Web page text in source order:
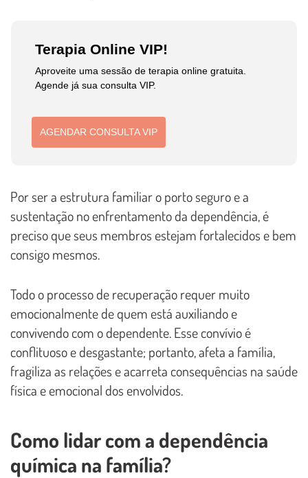
Terapia Online VIP!
Aproveite uma sessão de terapia online gratuita.
Agende já sua consulta VIP.
AGENDAR CONSULTA VIP
Por ser a estrutura familiar o porto seguro e a
sustentação no enfrentamento da dependência, é
preciso que seus membros estejam fortalecidos e bem
consigo mesmos.
Todo o processo de recuperação requer muito
emocionalmente de quem está auxiliando e
convivendo com o dependente. Esse convívio é
conflituoso e desgastante; portanto, afeta a família,
fragiliza as relações e acarreta consequências na saúde
física e emocional dos envolvidos.
Como lidar com a dependência
química na família?